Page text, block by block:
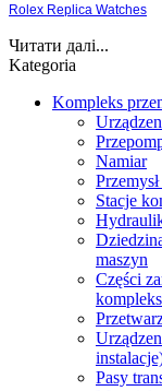
Rolex Replica Watches
Читати далі...
Kategoria
Kompleks
Namiar
Stacje
maszyn
Części
Pasy